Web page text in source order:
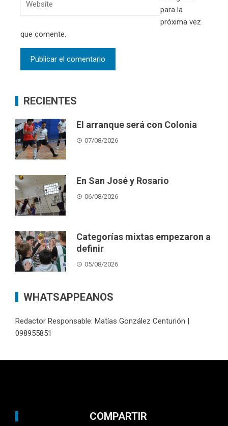
para la
próxima vez
que comente.
RECIENTES
El arranque será con Colonia
07/08/2026
En San José y Rosario
06/08/2026
Categorías mixtas empezaron a
definir
05/08/2026
WHATSAPPEANOS
Redactor Responsable: Matías González Centurión |
098955851
COMPARTIR